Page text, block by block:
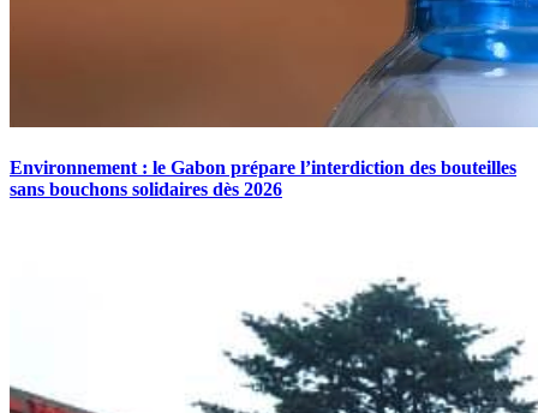
Environnement : le Gabon prépare l’interdiction des bouteilles
sans bouchons solidaires dès 2026